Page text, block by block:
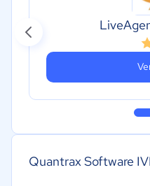
Quantrax Software